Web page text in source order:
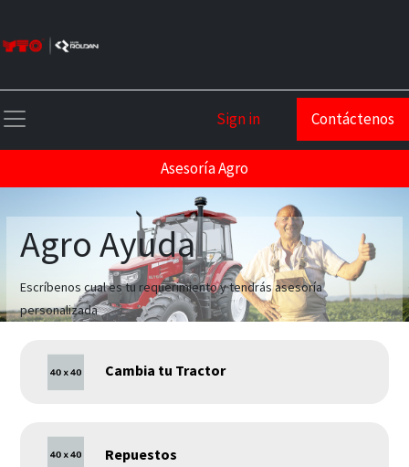
Sign in Contáctenos
Asesoría Agro
Agro Ayuda
Escríbenos cual es tu requerimiento y tendrás asesoría
personalizada
Cambia tu Tractor
Repuestos